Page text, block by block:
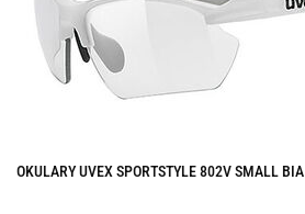
OKULARY UVEX SPORTSTYLE 802V SMALL BIA